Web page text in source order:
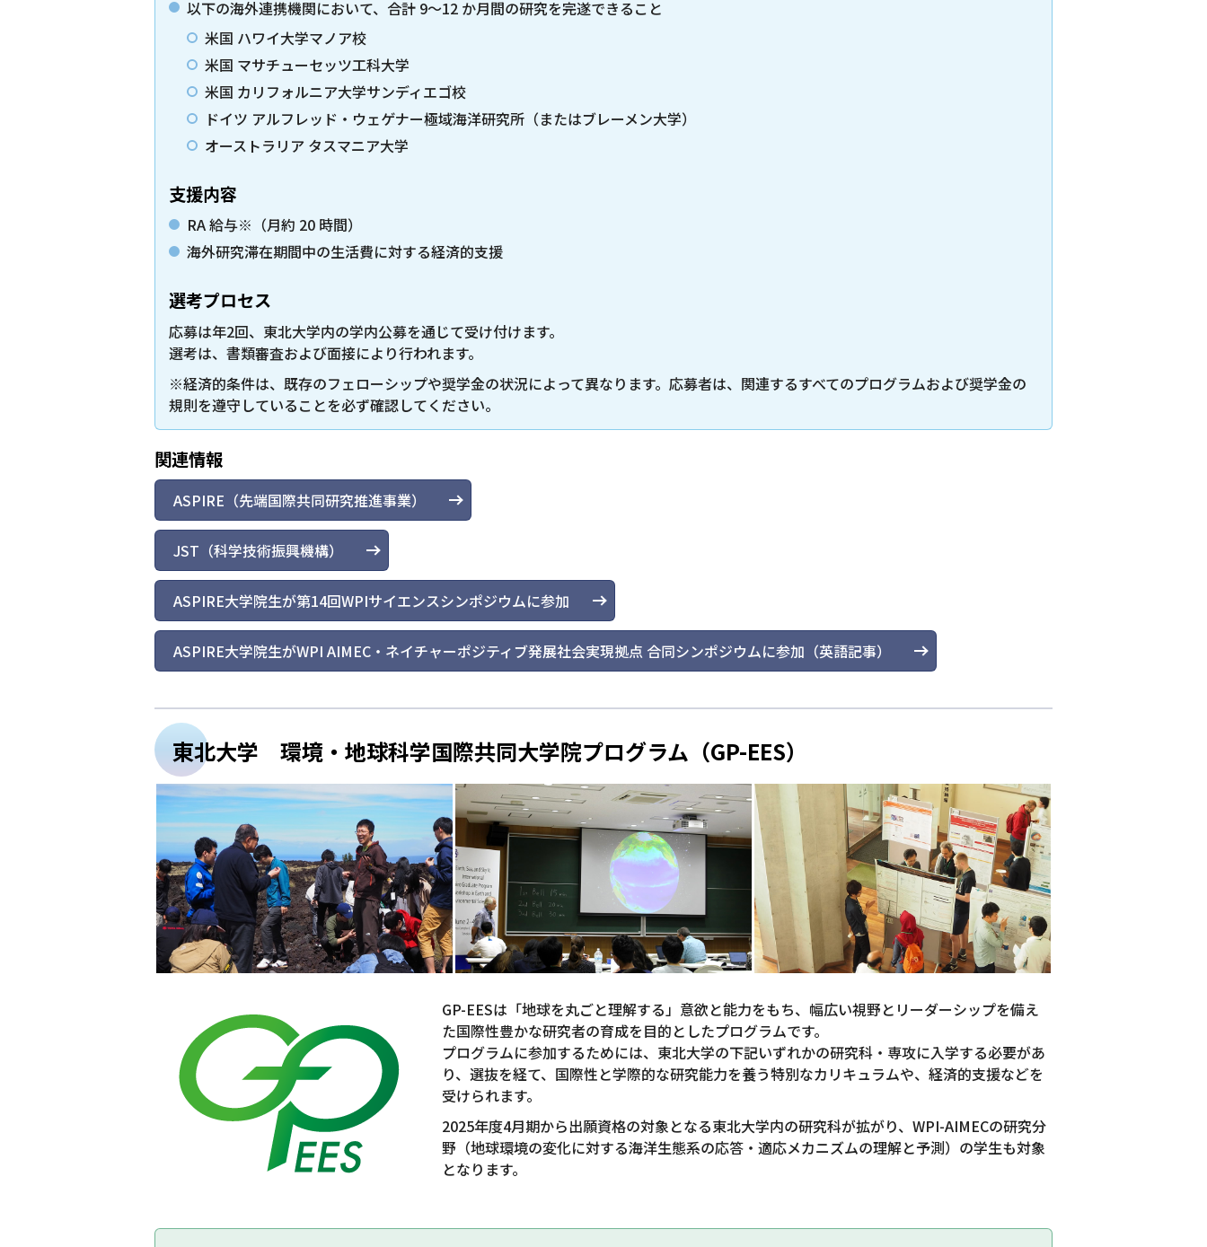
以下の海外連携機関において、合計 9～12 か月間の研究を完遂できること
米国 ハワイ大学マノア校
米国 マサチューセッツ工科大学
米国 カリフォルニア大学サンディエゴ校
ドイツ アルフレッド・ウェゲナー極域海洋研究所（またはブレーメン大学）
オーストラリア タスマニア大学
支援内容
RA 給与※（月約 20 時間）
海外研究滞在期間中の生活費に対する経済的支援
選考プロセス
応募は年2回、東北大学内の学内公募を通じて受け付けます。
選考は、書類審査および面接により行われます。
※経済的条件は、既存のフェローシップや奨学金の状況によって異なります。応募者は、関連するすべてのプログラムおよび奨学金の
規則を遵守していることを必ず確認してください。
関連情報
ASPIRE（先端国際共同研究推進事業）
JST（科学技術振興機構）
ASPIRE大学院生が第14回WPIサイエンスシンポジウムに参加
ASPIRE大学院生がWPI AIMEC・ネイチャーポジティブ発展社会実現拠点 合同シンポジウムに参加（英語記事）
東北大学 環境・地球科学国際共同大学院プログラム（GP-EES）
GP-EESは「地球を丸ごと理解する」意欲と能力をもち、幅広い視野とリーダーシップを備え
た国際性豊かな研究者の育成を目的としたプログラムです。
プログラムに参加するためには、東北大学の下記いずれかの研究科・専攻に入学する必要があ
り、選抜を経て、国際性と学際的な研究能力を養う特別なカリキュラムや、経済的支援などを
受けられます。
2025年度4月期から出願資格の対象となる東北大学内の研究科が拡がり、WPI-AIMECの研究分
野（地球環境の変化に対する海洋生態系の応答・適応メカニズムの理解と予測）の学生も対象
となります。